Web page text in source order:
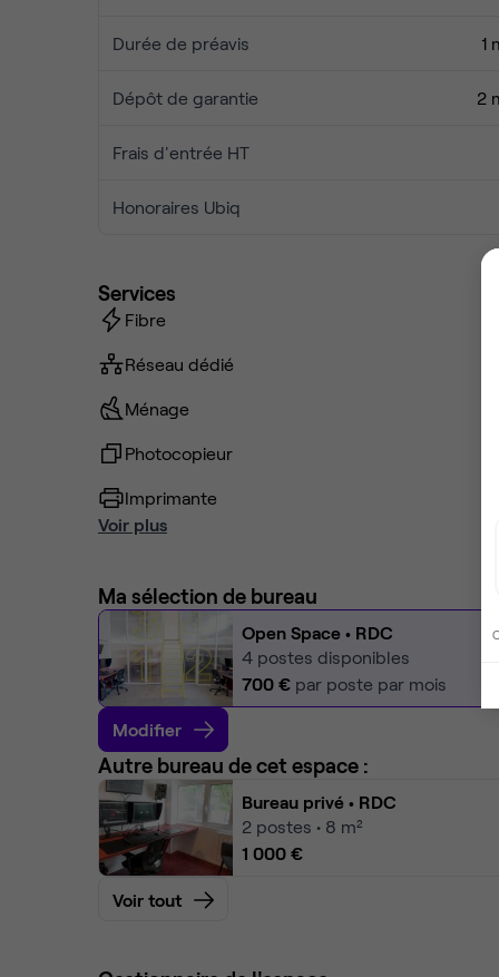
Durée de préavis 1
Dépôt de garantie 2
Frais d'entrée HT
Honoraires Ubiq
Services
Fibre
Réseau dédié
Ménage
Photocopieur
Imprimante
Voir plus
Ma sélection de bureau
Open Space • RDC
4 postes disponibles
700 € par poste par mois
Modifier
Autre bureau de cet espace :
Bureau privé • RDC
2 postes • 8 m²
1 000 €
Voir tout